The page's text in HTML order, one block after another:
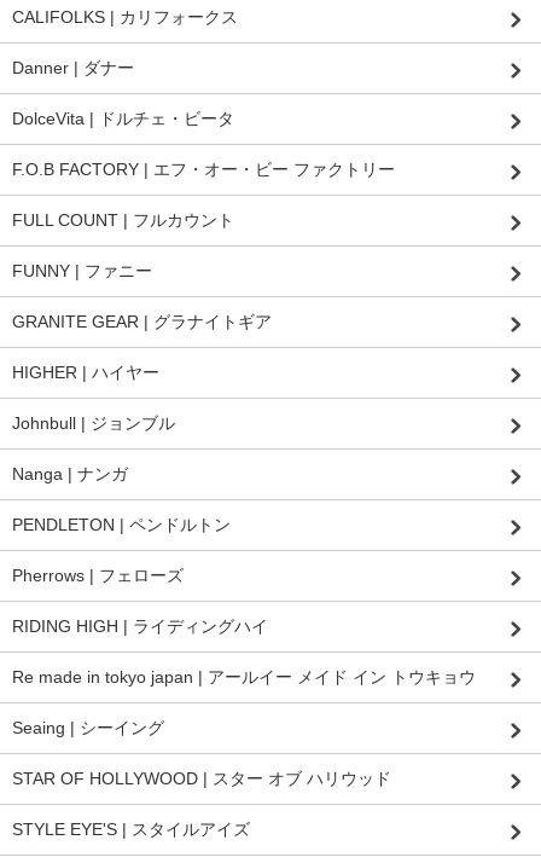
CALIFOLKS | カリフォークス
Danner | ダナー
DolceVita | ドルチェ・ビータ
F.O.B FACTORY | エフ・オー・ビー ファクトリー
FULL COUNT | フルカウント
FUNNY | ファニー
GRANITE GEAR | グラナイトギア
HIGHER | ハイヤー
Johnbull | ジョンブル
Nanga | ナンガ
PENDLETON | ペンドルトン
Pherrows | フェローズ
RIDING HIGH | ライディングハイ
Re made in tokyo japan | アールイー メイド イン トウキョウ
Seaing | シーイング
STAR OF HOLLYWOOD | スター オブ ハリウッド
STYLE EYE'S | スタイルアイズ